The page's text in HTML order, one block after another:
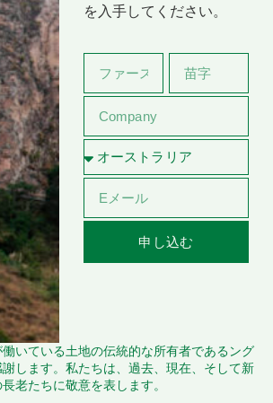
を入手してください。
申し込む
いている土地の伝統的な所有者であるング
します。私たちは、過去、現在、そして新
老たちに敬意を表します。